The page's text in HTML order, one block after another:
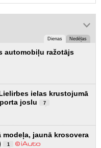
Dienas Nedēļas
automobiļu ražotājs
ielas krustojumā
joslu
7
modeļa, jaunā krosovera
1